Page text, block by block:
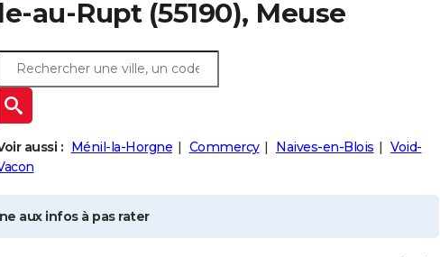
au-Rupt(55190), Meuse
aussi : Ménil-la-Horgne Commercy Naives-en-Blois
Void-
aux infos à pas rater